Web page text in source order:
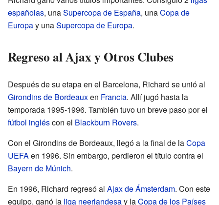
españolas, unaSupercopa de España, unaCopa de
Europay unaSupercopa de Europa.
Regreso al Ajax y Otros Clubes
Después de su etapa en el Barcelona, Richard se unió al
Girondins de Bordeauxen Francia. Allí jugó hasta la
temporada 1995-1996. También tuvo un breve paso por el
fútbol ingléscon el Blackburn Rovers.
Con el Girondins de Bordeaux, llegó a la final de laCopa
UEFAen 1996. Sin embargo, perdieron el título contra el
Bayern de Múnich.
En 1996, Richard regresó al Ajax de Ámsterdam. Con este
equipo, ganó la liga neerlandesay laCopa de los Países